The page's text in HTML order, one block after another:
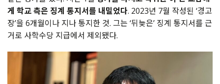
게 학교 측은 징계 통지서를 내밀었다. 2023년 7월 작성된 ‘경고
장’을 6개월이나 지나 통지한 것. 그는 ‘뒤늦은’ 징계 통지서를 근
거로 사학수당 지급에서 제외됐다.